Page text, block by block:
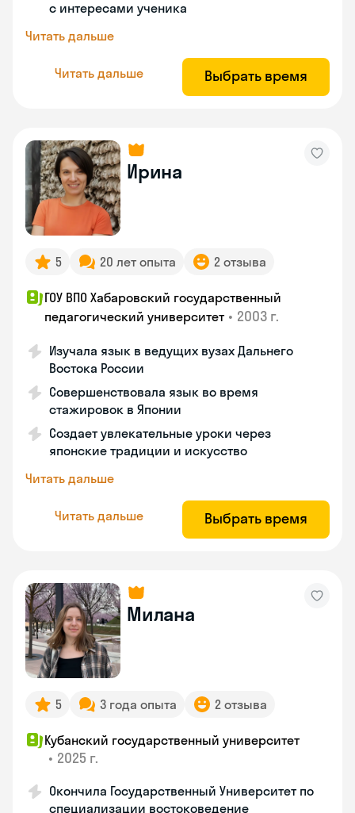
с интересами ученика
Читать дальше
Читать дальше Выбрать время
Ирина
5 20 лет опыта 2 отзыва
ГОУ ВПО Хабаровский государственный
педагогический университет • 2003 г.
Изучала язык в ведущих вузах Дальнего
Востока России
Совершенствовала язык во время
стажировок в Японии
Создает увлекательные уроки через
японские традиции и искусство
Читать дальше
Читать дальше Выбрать время
Милана
5 3 года опыта 2 отзыва
Кубанский государственный университет
• 2025 г.
Окончила Государственный Университет по
специализации востоковедение